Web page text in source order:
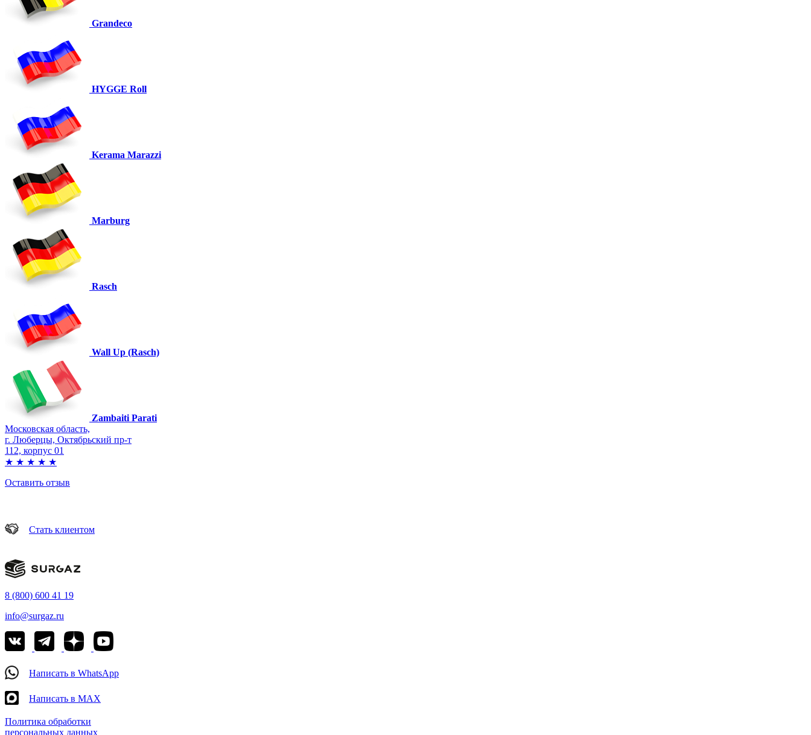
Grandeco
HYGGE Roll
Kerama Marazzi
Marburg
Rasch
Wall Up (Rasch)
Zambaiti Parati
Московская область,
г. Люберцы, Октябрьский пр-т
112, корпус 01
★ ★ ★ ★ ★
Оставить отзыв
Стать клиентом
8 (800) 600 41 19
info@surgaz.ru
Написать в WhatsApp
Написать в MAX
Политика обработки
персональных данных